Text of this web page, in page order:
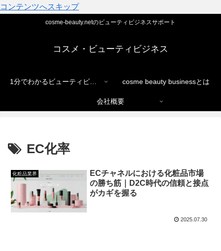
コンテンツへスキップ
cosme-beauty.netのビューティビジネスサポート
コスメ・ビューティビジネス
1分でわかるビューティビジネス cosme beauty businessとは
会社概要
EC化率
化粧品業界
ECチャネルにおける化粧品市場
の勝ち筋｜D2C時代の信頼と接点
がカギを握る
2025.07.30